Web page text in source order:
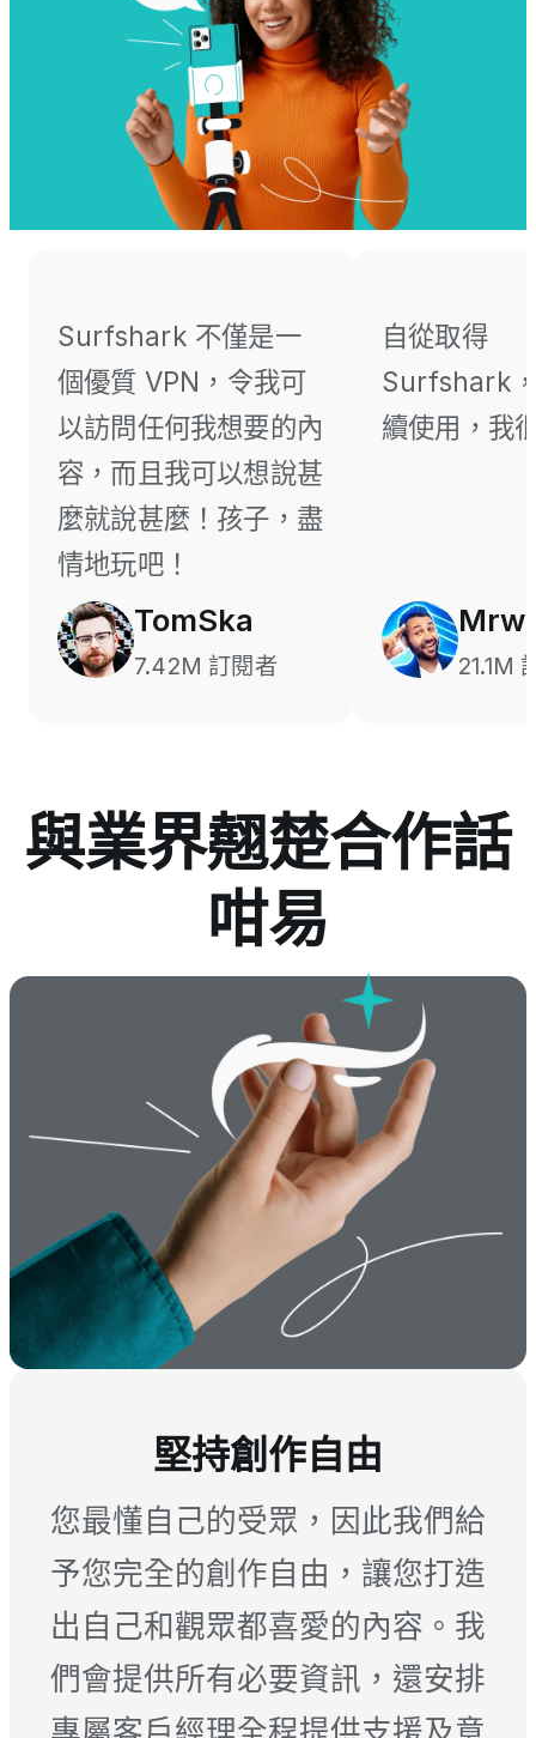
Surfshark 不僅是一
個優質 VPN，令我可
以訪問任何我想要的內
容，而且我可以想說甚
麼就說甚麼！孩子，盡
情地玩吧！
TomSka
7.42M 訂閱者
自從取得
Surfshark
續使用，我
21.1M
與業界翹楚合作話
咁易
堅持創作自由
您最懂自己的受眾，因此我們給
予您完全的創作自由，讓您打造
出自己和觀眾都喜愛的內容。我
們會提供所有必要資訊，還安排